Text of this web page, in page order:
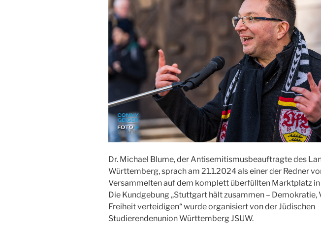
Dr. Michael Blume, der Antisemitismusbeauftragte des
Württemberg, sprach am 21.1.2024 als einer der Redner
Versammelten auf dem komplett überfüllten Marktplatz
Die Kundgebung „Stuttgart hält zusammen – Demokratie,
Freiheit verteidigen“ wurde organisiert von der Jüdischen
Studierendenunion Württemberg JSUW.